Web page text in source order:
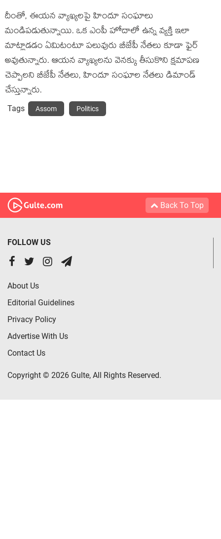
దీంతో, ఈయన వ్యాఖ్యలపై హిందూ సంఘాలు
మండిపడుతున్నాయి. ఒక ఎంపీ హోదాలో ఉన్న వ్యక్తి ఇలా
మాట్లాడడం ఏమిటంటూ పలువురు బీజేపీ నేతలు కూడా ఫైర్
అవుతున్నారు. ఆయన వ్యాఖ్యలను వెనక్కు తీసుకొని క్షమాపణ
చెప్పాలని బీజేపీ నేతలు, హిందూ సంఘాల నేతలు డిమాండ్
చేస్తున్నారు.
Tags Assom Politics
Back To Top
FOLLOW US
About Us
Editorial Guidelines
Privacy Policy
Advertise With Us
Contact Us
Copyright © 2026 Gulte, All Rights Reserved.